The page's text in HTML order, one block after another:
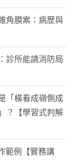
角膜案：病歷與
診所能請消防局
「橫看成嶺側成
？【學習式判解
範例【實務講